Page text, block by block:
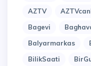
AZTV
Bagevi
Balyarmarkas
BilikSaati